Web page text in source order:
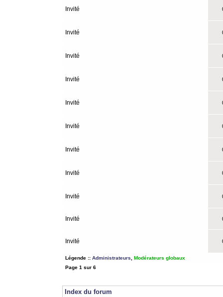
Invité
Invité
Invité
Invité
Invité
Invité
Invité
Invité
Invité
Invité
Invité
Légende :: Administrateurs
Modérateurs globaux
Page 1 sur 6
Index du forum